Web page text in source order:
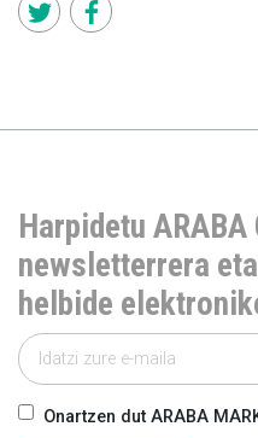
Harpidetu ARABA
newsletterrera
helbide
Onartzen dut ARABA